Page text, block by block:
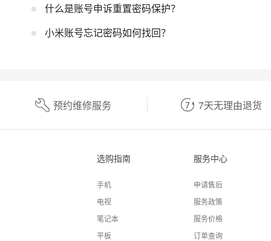
什么是账号申诉重置密码保护？
小米账号忘记密码如何找回？
预约维修服务 7天无理由退货
选购指南
手机
电视
笔记本
平板
服务中心
申请售后
服务政策
服务价格
订单查询